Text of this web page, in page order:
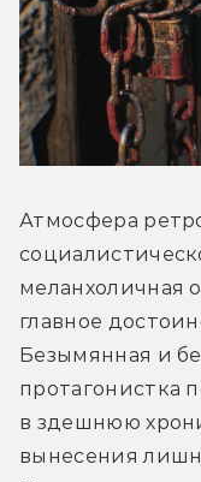
Атмосфера
меланхоличная
главное
Безымянная и
протагонистка
в здешнюю
вынесения